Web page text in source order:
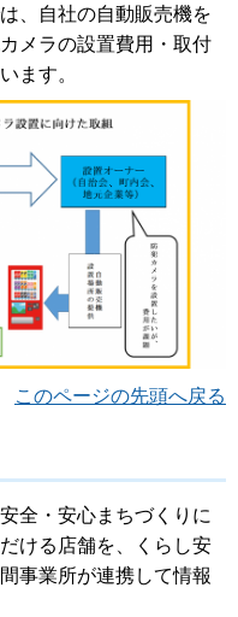
、自社の自動販売機を
メラの設置費用・取付
ます。
このページの先頭へ戻る
全・安心まちづくりに
ける店舗を、くらし安
事業所が連携して情報